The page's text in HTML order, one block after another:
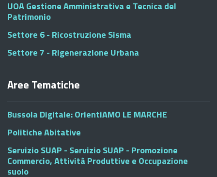
UOA Gestione Amministrativa e Tecnica del
Patrimonio
Settore 6 - Ricostruzione Sisma
Settore 7 - Rigenerazione Urbana
Aree Tematiche
Bussola Digitale: OrientiAMO LE MARCHE
Politiche Abitative
Servizio SUAP - Servizio SUAP - Promozione
Commercio, Attività Produttive e Occupazione
suolo